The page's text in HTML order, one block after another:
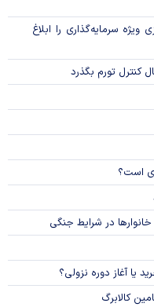
سرمایه‌گذاری را ابلاغ
کنترل تورم بگذرد
است؟
در شرایط جنگی